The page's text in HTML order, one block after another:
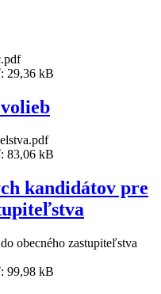
29,36 kB
83,06 kB
kandidátov pre
obecného zastupiteľstva
99,98 kB